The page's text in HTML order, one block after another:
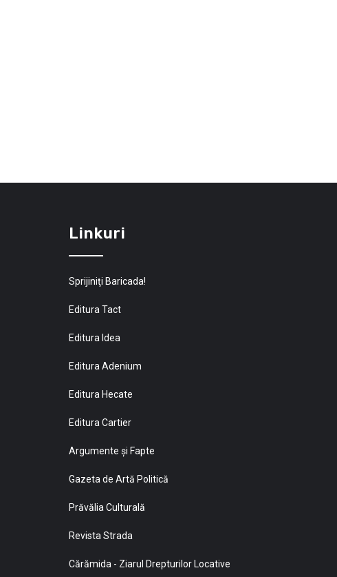
Linkuri
Sprijiniţi Baricada!
Editura Tact
Editura Idea
Editura Adenium
Editura Hecate
Editura Cartier
Argumente și Fapte
Gazeta de Artă Politică
Prăvălia Culturală
Revista Strada
Cărămida - Ziarul Drepturilor Locative